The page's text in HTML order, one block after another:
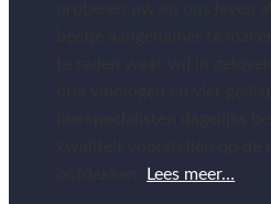
Lees meer…